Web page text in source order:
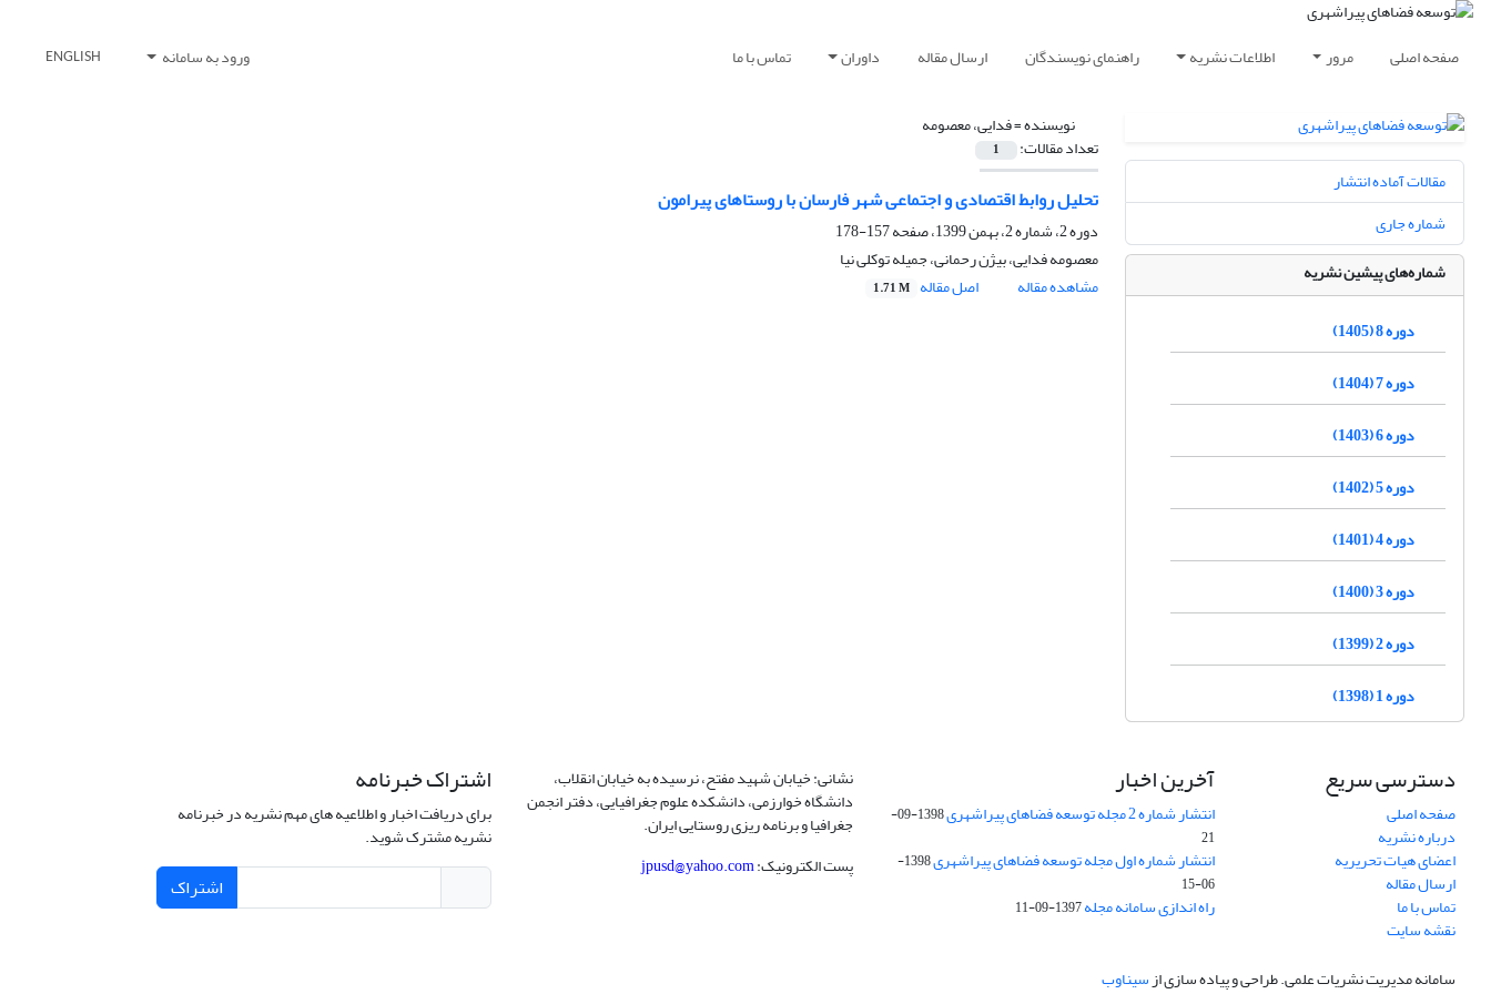
صفحه اصلی مرور اطلاعات نشریه راهنمای نویسندگان ارسال مقاله داوران تماس با ما ورود به سامانه ENGLISH
نویسنده =فدایی، معصومه
تعداد مقالات: 1
تحلیل روابط اقتصادی و اجتماعی شهر فارسان با روستاهای پیرامون
دوره 2، شماره 2، بهمن 1399، صفحه
157-178
معصومه فدایی، بیژن رحمانی، جمیله توکلی نیا
مشاهده مقاله
اصل مقاله 1.71 M
مقالات آماده انتشار
شماره جاری
شماره‌های پیشین نشریه
دوره 8 (1405)
دوره 7 (1404)
دوره 6 (1403)
دوره 5 (1402)
دوره 4 (1401)
دوره 3 (1400)
دوره 2 (1399)
دوره 1 (1398)
دسترسی سریع
صفحه اصلی
درباره نشریه
اعضای هیات تحریریه
ارسال مقاله
تماس با ما
نقشه سایت
آخرین اخبار
انتشار شماره 2 مجله توسعه فضاهای پیراشهری
1398-09-
21
انتشار شماره اول مجله توسعه فضاهای پیراشهری
1398-
06-15
راه اندازی سامانه مجله1397-09-11
نشانی: خیابان شهید مفتح، نرسیده به خیابان انقلاب،
دانشگاه خوارزمی، دانشکده علوم جغرافیایی، دفتر انجمن
جغرافیا و برنامه ریزی روستایی ایران.
پست الکترونیک:jpusd@yahoo.com
اشتراک خبرنامه
برای دریافت اخبار و اطلاعیه های مهم نشریه در خبرنامه
نشریه مشترک شوید.
اشتراک
سامانه مدیریت نشریات علمی.طراحی و پیاده سازی ازسیناوب